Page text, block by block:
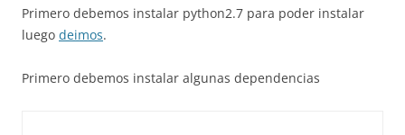
Primero debemos instalar python2.7 para poder instalar
luego deimos.
Primero debemos instalar algunas dependencias